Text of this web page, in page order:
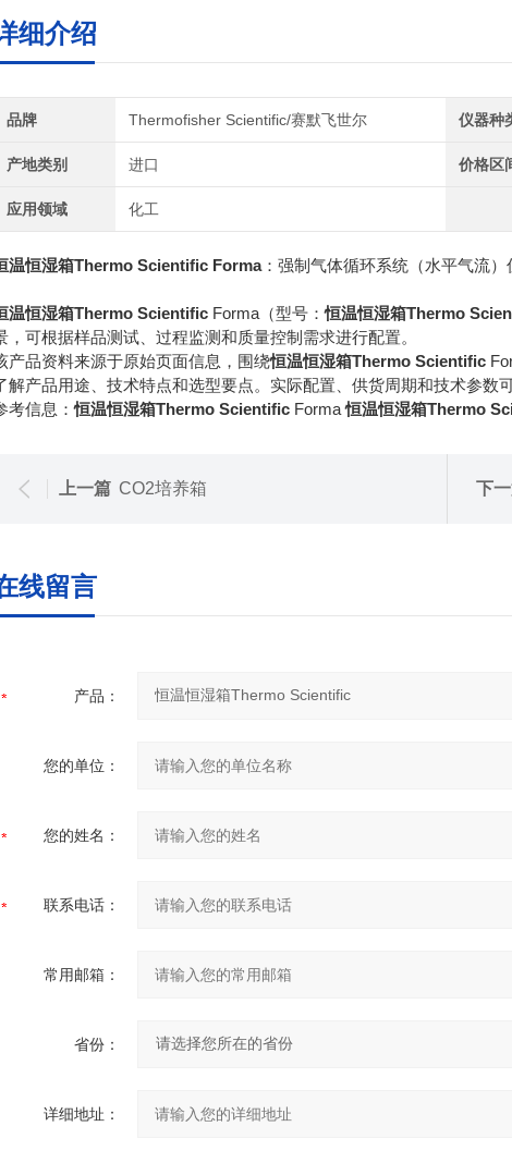
细介绍
品牌 Thermofisher Scientific/赛默飞世尔 仪器种
产地类别 进口 价格区
应用领域 化工
温恒湿箱Thermo ScientificForma：强制气体循环系统（水平气流
温恒湿箱Thermo ScientificForma（型号：恒温恒湿箱Thermo
，可根据样品测试、过程监测和质量控制需求进行配置。
产品资料来源于原始页面信息，围绕恒温恒湿箱Thermo Scientific
解产品用途、技术特点和选型要点。实际配置、供货周期和技术参数
考信息：恒温恒湿箱Thermo ScientificForma恒温恒湿箱Thermo
上一篇 CO2培养箱 下
线留言
产品：
您的单位：
您的姓名：
联系电话：
常用邮箱：
省份：
详细地址：